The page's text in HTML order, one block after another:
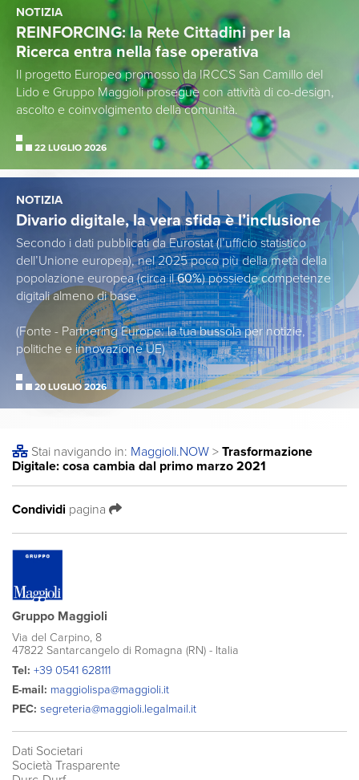
NOTIZIA
REINFORCING: la Rete Cittadini per la
Ricerca entra nella fase operativa
Il progetto Europeo promosso da IRCCS San Camillo del
Lido e Gruppo Maggioli prosegue con attività di co-design,
ascolto e coinvolgimento della comunità.
22 LUGLIO 2026
NOTIZIA
Divario digitale, la vera sfida è l’inclusione
Secondo i dati pubblicati da Eurostat (l’ufficio statistico
dell’Unione europea), nel 2025 poco più della metà della
popolazione europea (circa il60%) possiede competenze
digitali almeno di base.
(Fonte - Partnering Europe: la tua bussola per notizie,
politiche e innovazione UE)
20 LUGLIO 2026
Stai navigando in: Maggioli.NOW > Trasformazione
Digitale: cosa cambia dal primo marzo 2021
Condividi pagina
Gruppo Maggioli
Via del Carpino, 8
47822 Santarcangelo di Romagna (RN) - Italia
Tel: +39 0541 628111
E-mail: maggiolispa@maggioli.it
PEC: segreteria@maggioli.legalmail.it
Dati Societari
Società Trasparente